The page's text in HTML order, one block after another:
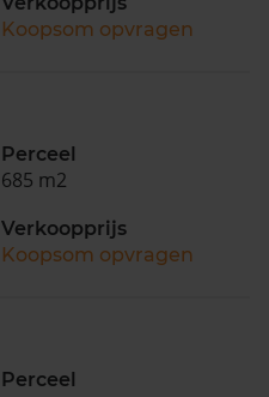
Koopsom opvragen
Perceel
685 m2
Verkoopprijs
Koopsom opvragen
Perceel